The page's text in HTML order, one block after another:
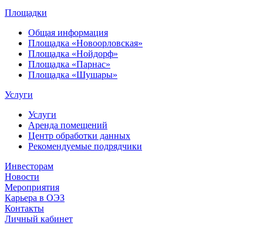
Площадки
Общая информация
Площадка «Новоорловская»
Площадка «Нойдорф»
Площадка «Парнас»
Площадка «Шушары»
Услуги
Услуги
Аренда помещений
Центр обработки данных
Рекомендуемые подрядчики
Инвесторам
Новости
Мероприятия
Карьера в ОЭЗ
Контакты
Личный кабинет